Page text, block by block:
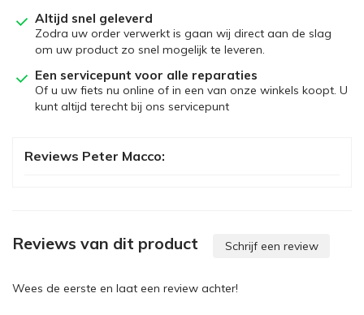
Altijd snel geleverd
Zodra uw order verwerkt is gaan wij direct aan de slag
om uw product zo snel mogelijk te leveren.
Een servicepunt voor alle reparaties
Of u uw fiets nu online of in een van onze winkels koopt. U
kunt altijd terecht bij ons servicepunt
Reviews Peter Macco:
Reviews van dit product Schrijf een review
Wees de eerste en laat een review achter!